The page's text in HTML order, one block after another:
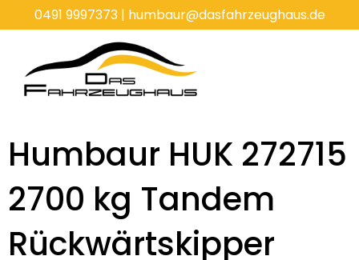
0491 9997373| humbaur@dasfahrzeughaus.de
Humbaur HUK 272715
2700 kg Tandem
Rückwärtskipper